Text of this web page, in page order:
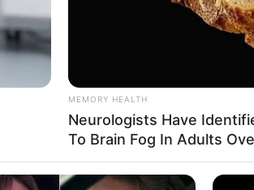
MEMORY HEALTH
Neurologists Have
To Brain Fog In Adults